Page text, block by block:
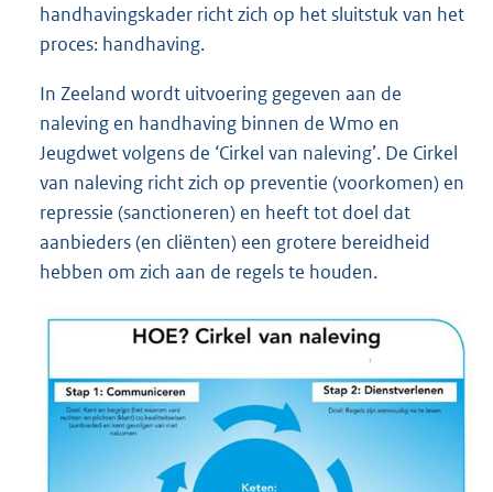
handhavingskader richt zich op het sluitstuk van het
proces: handhaving.
In Zeeland wordt uitvoering gegeven aan de
naleving en handhaving binnen de Wmo en
Jeugdwet volgens de ‘Cirkel van naleving’. De Cirkel
van naleving richt zich op preventie (voorkomen) en
repressie (sanctioneren) en heeft tot doel dat
aanbieders (en cliënten) een grotere bereidheid
hebben om zich aan de regels te houden.